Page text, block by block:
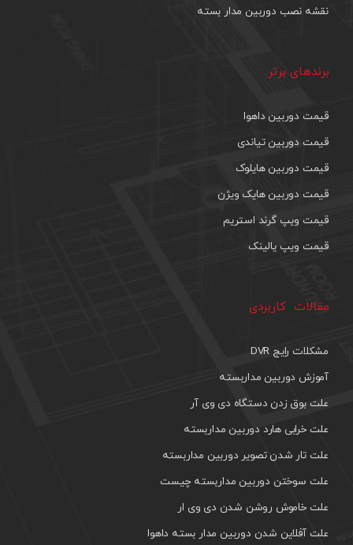
نقشه نصب دوربین مدار بسته
برندهای برتر
قیمت دوربین داهوا
قیمت دوربین تیاندی
قیمت دوربین هایلوک
قیمت دوربین هایک ویژن
قیمت ویپ گرند استریم
قیمت ویپ یالینک
مقالات کاربردی
مشکلات رایج DVR
آموزش دوربین مداربسته
علت بوق زدن دستگاه دی وی آر
علت خرابی هارد دوربین مداربسته
علت تار شدن تصویر دوربین مداربسته
علت سوختن دوربین مداربسته چیست
علت خاموش روشن شدن دی وی ار
علت آفلاین شدن دوربین مدار بسته داهوا